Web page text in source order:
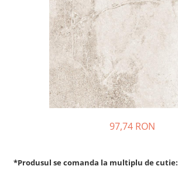
97,74 RON
*Produsul se comanda la multiplu de cutie: